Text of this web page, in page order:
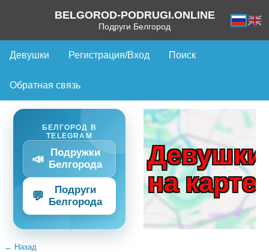
BELGOROD-PODRUGI.ONLINE
Подруги Белгород
Девушки Регистрация/Вход Поиск
Обратная связь
БЕЛГОРОД В
TELEGRAM
📣
Подружки
Белгорода
💬
Подруги
Белгорода
Девушки
на карте
← Назад